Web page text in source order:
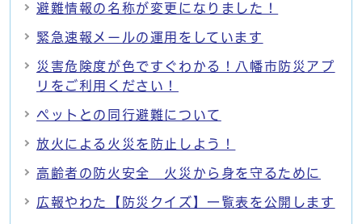
避難情報の名称が変更になりました！
緊急速報メールの運用をしています
災害危険度が色ですぐわかる！八幡市防災アプ
リをご利用ください！
ペットとの同行避難について
放火による火災を防止しよう！
高齢者の防火安全 火災から身を守るために
広報やわた【防災クイズ】一覧表を公開します